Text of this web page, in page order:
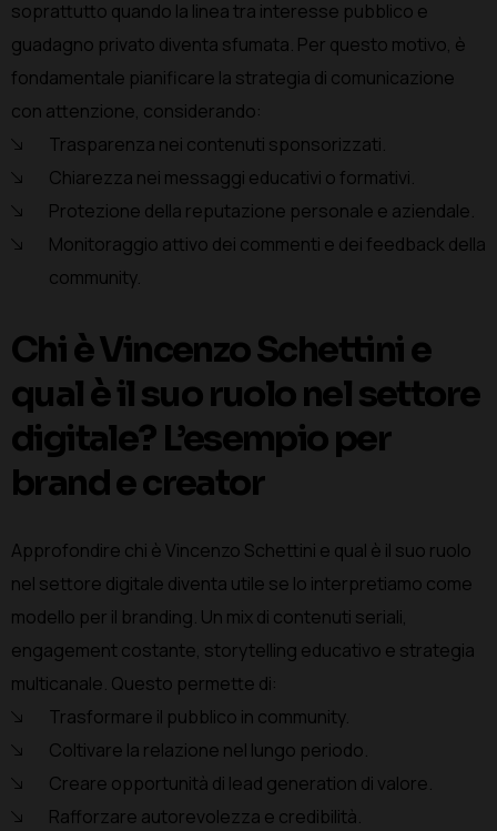
soprattutto quando la linea tra interesse pubblico e
guadagno privato diventa sfumata. Per questo motivo, è
fondamentale pianificare la strategia di comunicazione
con attenzione, considerando:
Trasparenza nei contenuti sponsorizzati.
Chiarezza nei messaggi educativi o formativi.
Protezione della reputazione personale e aziendale.
Monitoraggio attivo dei commenti e dei feedback della
community.
Chi è Vincenzo Schettini e
qual è il suo ruolo nel settore
digitale? L’esempio per
brand e creator
Approfondire chi è Vincenzo Schettini e qual è il suo ruolo
nel settore digitale diventa utile se lo interpretiamo come
modello per il branding. Un mix di contenuti seriali,
engagement costante, storytelling educativo e strategia
multicanale. Questo permette di:
Trasformare il pubblico in community.
Coltivare la relazione nel lungo periodo.
Creare opportunità di lead generation di valore.
Rafforzare autorevolezza e credibilità.